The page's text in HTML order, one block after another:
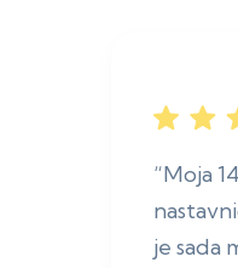
“Moja
je sada